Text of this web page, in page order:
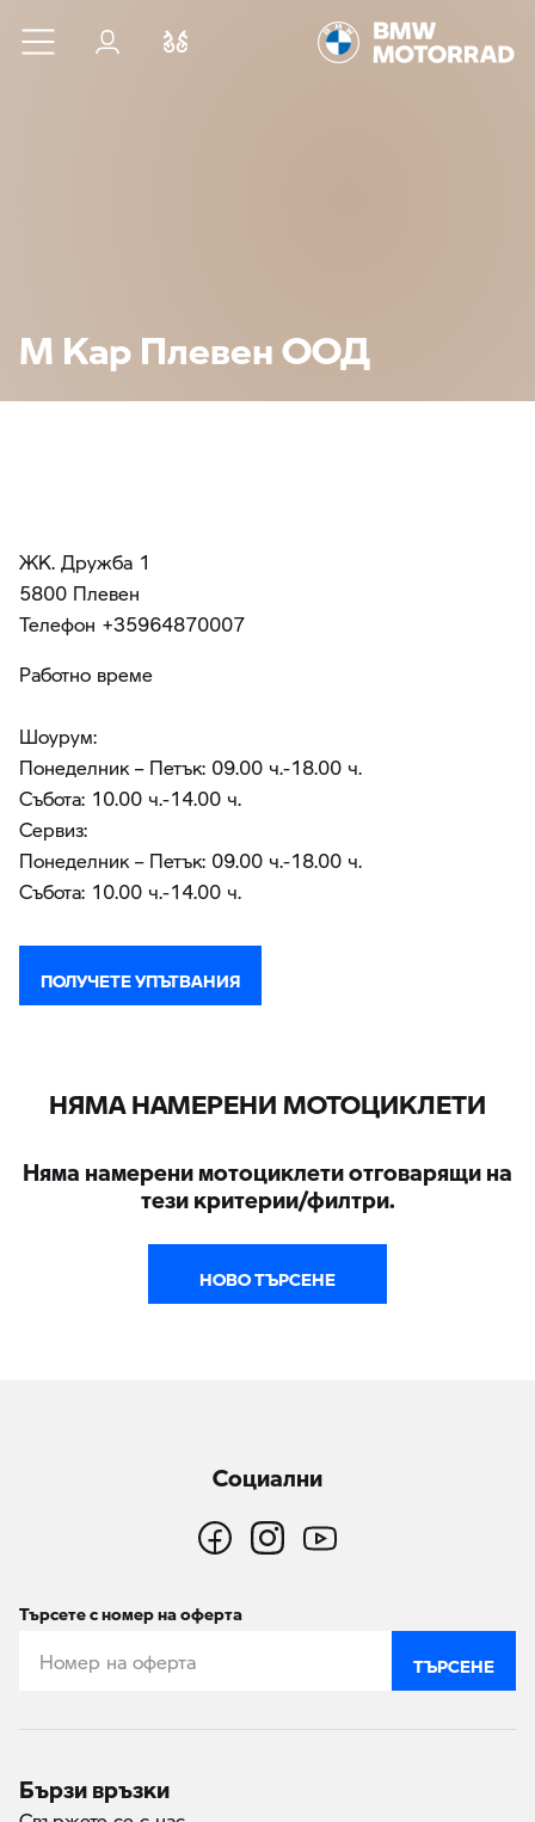
Към основното съдържание
Вход
М Кар Плевен ООД
ЖК. Дружба 1
5800 Плевен
Teлефон +35964870007
Работно време
Шоурум:
Понеделник – Петък: 09.00 ч.-18.00 ч.
Събота: 10.00 ч.-14.00 ч.
Сервиз:
Понеделник – Петък: 09.00 ч.-18.00 ч.
Събота: 10.00 ч.-14.00 ч.
ПОЛУЧЕТЕ УПЪТВАНИЯ
НЯМА НАМЕРЕНИ МОТОЦИКЛЕТИ
Няма намерени мотоциклети отговарящи на
тези критерии/филтри.
НОВО ТЪРСЕНЕ
Социални
Търсете с номер на оферта
ТЪРСЕНЕ
Бързи връзки